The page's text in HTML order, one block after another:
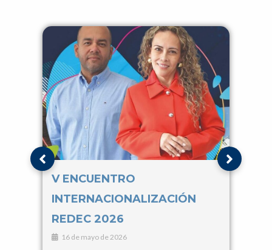
V ENCUENTRO
INTERNACIONALIZACIÓN
REDEC 2026
16 de mayo de 2026